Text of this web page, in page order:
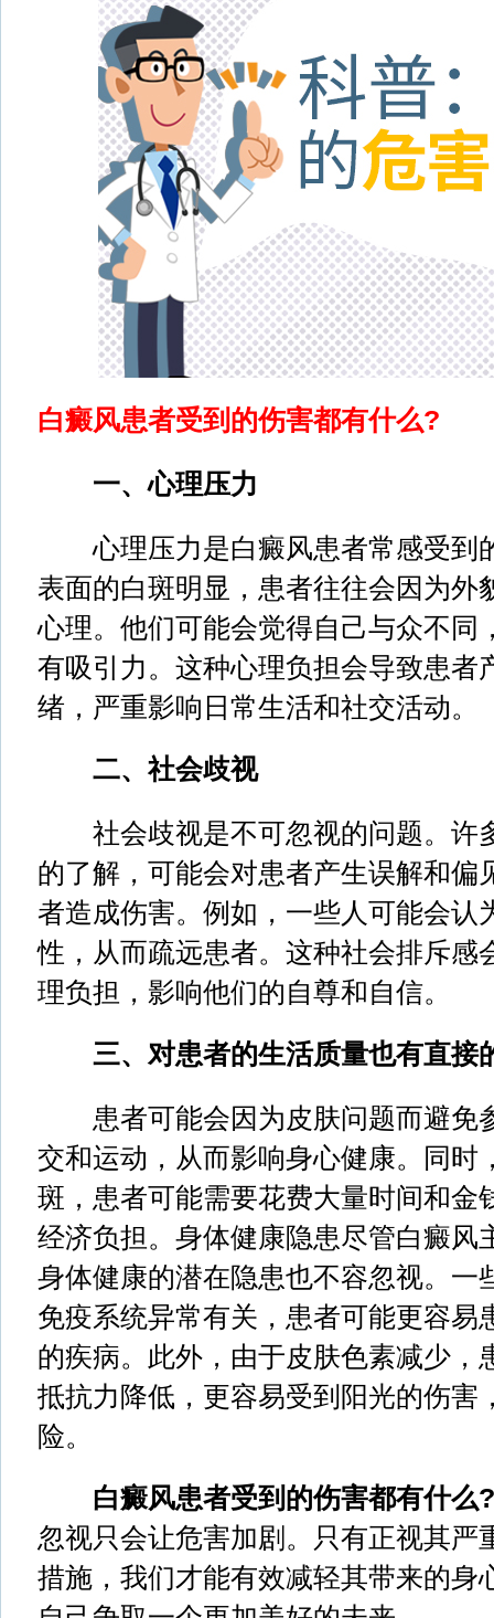
白癜风患者受到的伤害都有什么?
一、心理压力
心理压力是白癜风患者常感受到
表面的白斑明显，患者往往会因为外
心理。他们可能会觉得自己与众不同
有吸引力。这种心理负担会导致患者
绪，严重影响日常生活和社交活动。
二、社会歧视
社会歧视是不可忽视的问题。许
的了解，可能会对患者产生误解和偏
者造成伤害。例如，一些人可能会认
性，从而疏远患者。这种社会排斥感
理负担，影响他们的自尊和自信。
三、对患者的生活质量也有直接
患者可能会因为皮肤问题而避免
交和运动，从而影响身心健康。同时
斑，患者可能需要花费大量时间和金
经济负担。身体健康隐患尽管白癜风
身体健康的潜在隐患也不容忽视。一
免疫系统异常有关，患者可能更容易
的疾病。此外，由于皮肤色素减少，
抵抗力降低，更容易受到阳光的伤害
险。
白癜风患者受到的伤害都有什么?
忽视只会让危害加剧。只有正视其严
措施，我们才能有效减轻其带来的身